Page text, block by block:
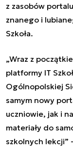
z zasobów portalu
znanego i
Szkoła.
„Wraz z
platformy IT
Ogólnopolskiej
samym nowy
uczniowie, jak i
materiały do
szkolnych lekcji”